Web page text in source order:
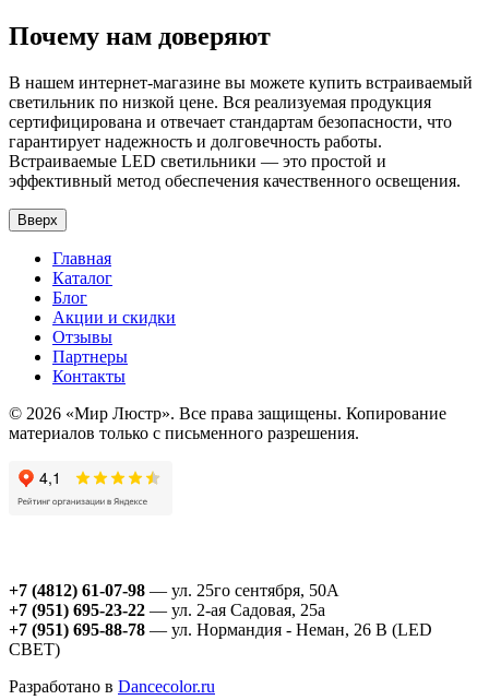
Почему нам доверяют
В нашем интернет-магазине вы можете купить встраиваемый
светильник по низкой цене. Вся реализуемая продукция
сертифицирована и отвечает стандартам безопасности, что
гарантирует надежность и долговечность работы.
Встраиваемые LED светильники — это простой и
эффективный метод обеспечения качественного освещения.
Вверх
Главная
Каталог
Блог
Акции и скидки
Отзывы
Партнеры
Контакты
© 2026 «Мир Люстр». Все права защищены. Копирование
материалов только с письменного разрешения.
+7 (4812) 61-07-98 — ул. 25го сентября, 50А
+7 (951) 695-23-22 — ул. 2-ая Садовая, 25а
+7 (951) 695-88-78 — ул. Нормандия - Неман, 26 В (LED
СВЕТ)
Разработано в Dancecolor.ru